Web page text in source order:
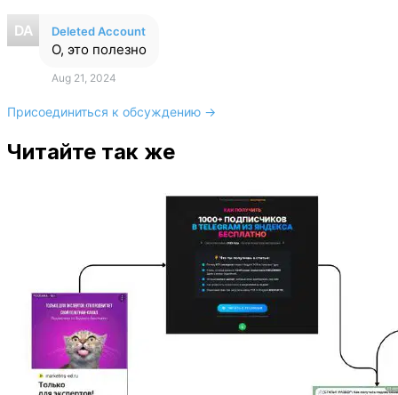
Deleted Account
О, это полезно
Aug 21, 2024
Присоединиться к обсуждению →
Читайте так же